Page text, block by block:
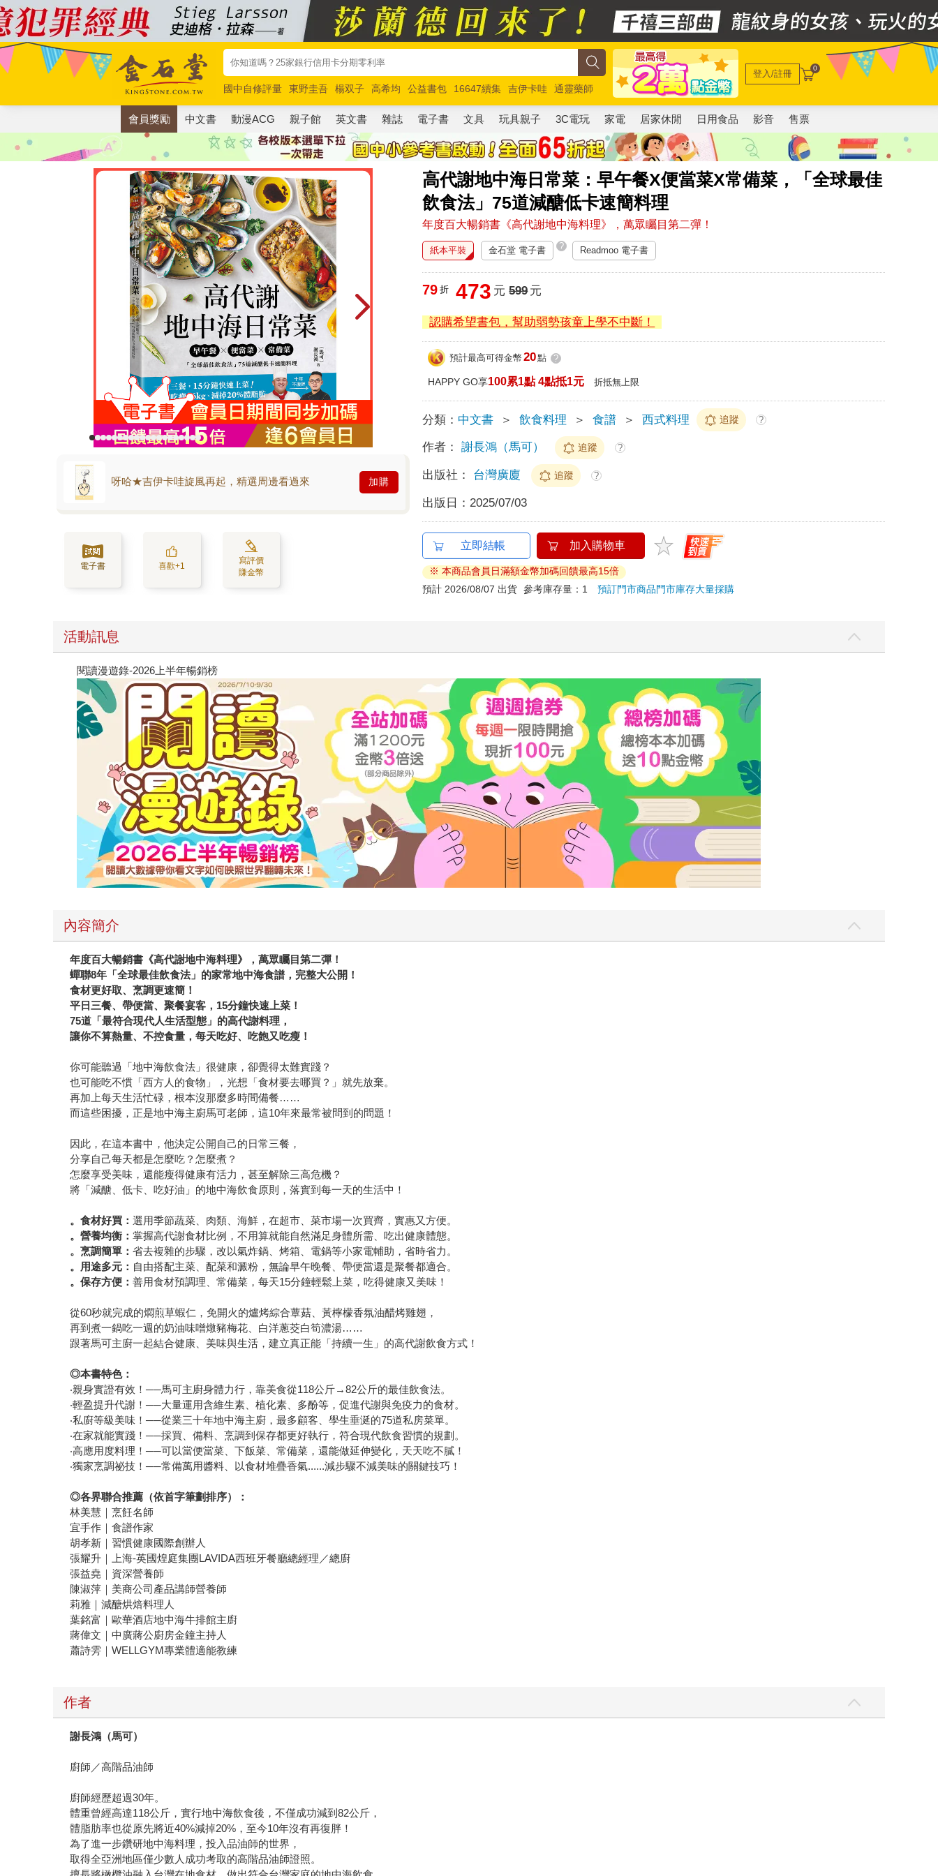
國中自修評量 東野圭吾 楊双子 高希均 公益書包 16647續集 吉伊卡哇
通靈藥師
唯紅花綻放
奧德賽 路邊攤新作 馬斯克 玩具總動員5 超慢跑
登入/註冊 0
會員獎勵 中文書 動漫ACG 親子館 英文書 雜誌 電子書 文具 玩具親子 3C電玩 家電 居家休閒 日用食品 影音 售票
高代謝地中海日常菜：早午餐X便當菜X常備菜，「全球最佳
飲食法」75道減醣低卡速簡料理
年度百大暢銷書《高代謝地中海料理》，萬眾矚目第二彈！
呀哈★吉伊卡哇旋風再起，精選周邊看過來 加購
電子書 喜歡+1
寫評價
賺金幣
紙本平裝 金石堂 電子書 ? Readmoo 電子書
79 折 473 元 599元
認購希望書包，幫助弱勢孩童上學不中斷！
預計最高可得金幣 20點 ?
HAPPY GO享100累1點 4點抵1元 折抵無上限
分類： 中文書 ＞ 飲食料理 ＞ 食譜 ＞ 西式料理 追蹤 ?
作者： 謝長鴻（馬可） 追蹤 ?
出版社： 台灣廣廈 追蹤 ?
出版日： 2025/07/03
立即結帳 加入購物車
※ 本商品會員日滿額金幣加碼回饋最高15倍
預計 2026/08/07 出貨 參考庫存量：1預訂門市商品門市庫存大量採購
活動訊息
閱讀漫遊錄-2026上半年暢銷榜
內容簡介
年度百大暢銷書《高代謝地中海料理》，萬眾矚目第二彈！
蟬聯8年「全球最佳飲食法」的家常地中海食譜，完整大公開！
食材更好取、烹調更速簡！
平日三餐、帶便當、聚餐宴客，15分鐘快速上菜！
75道「最符合現代人生活型態」的高代謝料理，
讓你不算熱量、不控食量，每天吃好、吃飽又吃瘦！
你可能聽過「地中海飲食法」很健康，卻覺得太難實踐？
也可能吃不慣「西方人的食物」，光想「食材要去哪買？」就先放棄。
再加上每天生活忙碌，根本沒那麼多時間備餐……
而這些困擾，正是地中海主廚馬可老師，這10年來最常被問到的問題！
因此，在這本書中，他決定公開自己的日常三餐，
分享自己每天都是怎麼吃？怎麼煮？
怎麼享受美味，還能瘦得健康有活力，甚至解除三高危機？
將「減醣、低卡、吃好油」的地中海飲食原則，落實到每一天的生活中！
。食材好買：選用季節蔬菜、肉類、海鮮，在超市、菜市場一次買齊，實惠又方便。
。營養均衡：掌握高代謝食材比例，不用算就能自然滿足身體所需、吃出健康體態。
。烹調簡單：省去複雜的步驟，改以氣炸鍋、烤箱、電鍋等小家電輔助，省時省力。
。用途多元： 自由搭配主菜、配菜和澱粉，無論早午晚餐、帶便當還是聚餐都適合。
。保存方便：善用食材預調理、常備菜，每天15分鐘輕鬆上菜，吃得健康又美味！
從60秒就完成的燜煎草蝦仁，免開火的爐烤綜合蕈菇、黃檸檬香氛油醋烤雞翅，
再到煮一鍋吃一週的奶油味噌燉豬梅花、白洋蔥茭白筍濃湯……
跟著馬可主廚一起結合健康、美味與生活，建立真正能「持續一生」的高代謝飲食方式！
◎本書特色：
‧親身實證有效！──馬可主廚身體力行，靠美食從118公斤→82公斤的最佳飲食法。
‧輕盈提升代謝！──大量運用含維生素、植化素、多酚等，促進代謝與免疫力的食材。
‧私廚等級美味！──從業三十年地中海主廚，最多顧客、學生垂涎的75道私房菜單。
‧在家就能實踐！──採買、備料、烹調到保存都更好執行，符合現代飲食習慣的規劃。
‧高應用度料理！──可以當便當菜、下飯菜、常備菜，還能做延伸變化，天天吃不膩！
‧獨家烹調祕技！──常備萬用醬料、以食材堆疊香氣......減步驟不減美味的關鍵技巧！
◎各界聯合推薦（依首字筆劃排序）：
林美慧｜烹飪名師
宜手作｜食譜作家
胡孝新｜習慣健康國際創辦人
張耀升｜上海-英國煌庭集團LAVIDA西班牙餐廳總經理／總廚
張益堯｜資深營養師
陳淑萍｜美商公司產品講師營養師
莉雅｜減醣烘焙料理人
葉銘富｜歐華酒店地中海牛排館主廚
蔣偉文｜中廣蔣公廚房金鐘主持人
蕭詩雱｜WELLGYM專業體適能教練
作者
謝長鴻（馬可）
廚師／高階品油師
廚師經歷超過30年。
體重曾經高達118公斤，實行地中海飲食後，不僅成功減到82公斤，
體脂肪率也從原先將近40%減掉20%，至今10年沒有再復胖！
為了進一步鑽研地中海料理，投入品油師的世界，
取得全亞洲地區僅少數人成功考取的高階品油師證照。